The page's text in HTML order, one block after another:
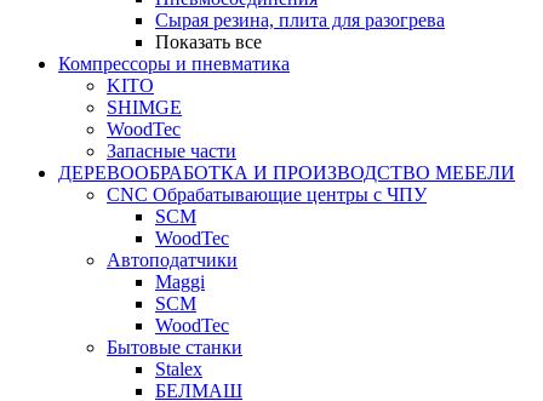
Сырая резина, плита для разогрева
Показать все
Компрессоры и пневматика
KITO
SHIMGE
WoodTec
Запасные части
ДЕРЕВООБРАБОТКА И ПРОИЗВОДСТВО МЕБЕЛИ
CNC Обрабатывающие центры с ЧПУ
SCM
WoodTec
Автоподатчики
Maggi
SCM
WoodTec
Бытовые станки
Stalex
БЕЛМАШ